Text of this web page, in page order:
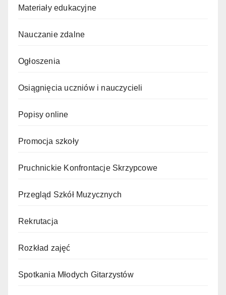
Materiały edukacyjne
Nauczanie zdalne
Ogłoszenia
Osiągnięcia uczniów i nauczycieli
Popisy online
Promocja szkoły
Pruchnickie Konfrontacje Skrzypcowe
Przegląd Szkół Muzycznych
Rekrutacja
Rozkład zajęć
Spotkania Młodych Gitarzystów